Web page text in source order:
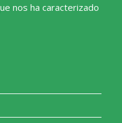
nos ha caracterizado